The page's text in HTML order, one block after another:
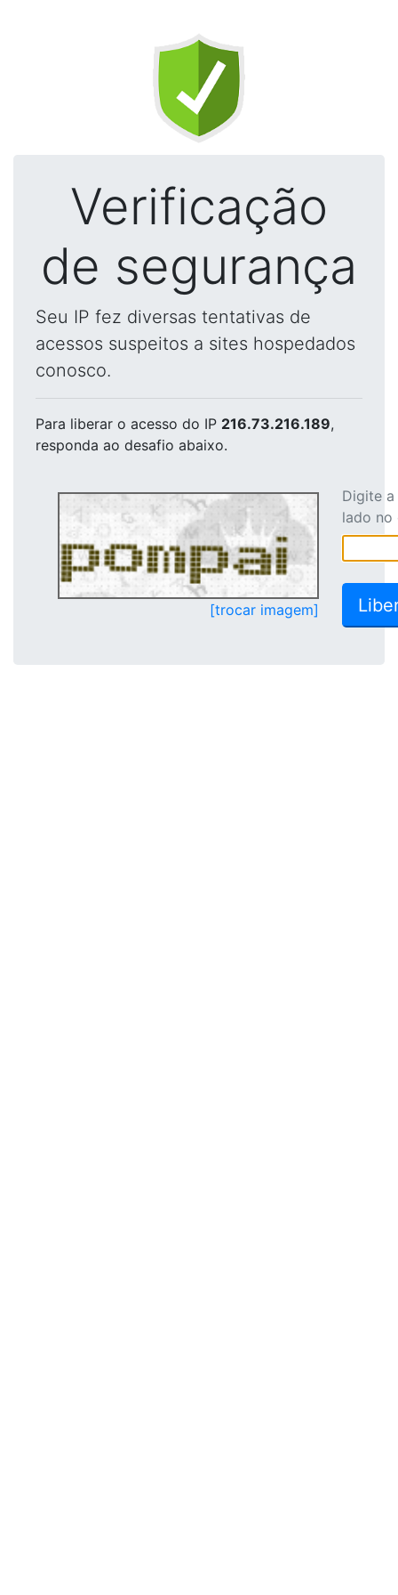
Verificação
de segurança
Seu IP fez diversas tentativas de
acessos suspeitos a sites hospedados
conosco.
Para liberar o acesso do IP 216.73.216.189,
responda ao desafio abaixo.
[trocar imagem]
Digite
lado no